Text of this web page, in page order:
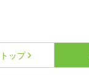
トップ